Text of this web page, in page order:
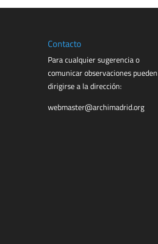
Contacto
Para cualquier sugerencia o
comunicar observaciones pueden
dirigirse a la dirección:
webmaster@archimadrid.org